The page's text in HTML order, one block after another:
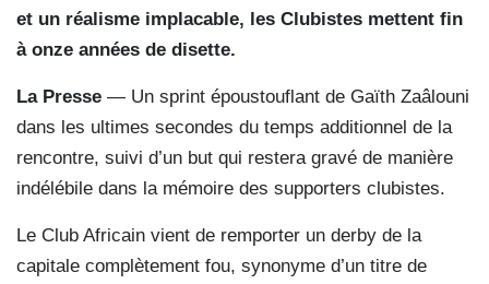
et un réalisme implacable, les Clubistes mettent fin
à onze années de disette.
La Presse — Un sprint époustouflant de Gaïth Zaâlouni
dans les ultimes secondes du temps additionnel de la
rencontre, suivi d’un but qui restera gravé de manière
indélébile dans la mémoire des supporters clubistes.
Le Club Africain vient de remporter un derby de la
capitale complètement fou, synonyme d’un titre de